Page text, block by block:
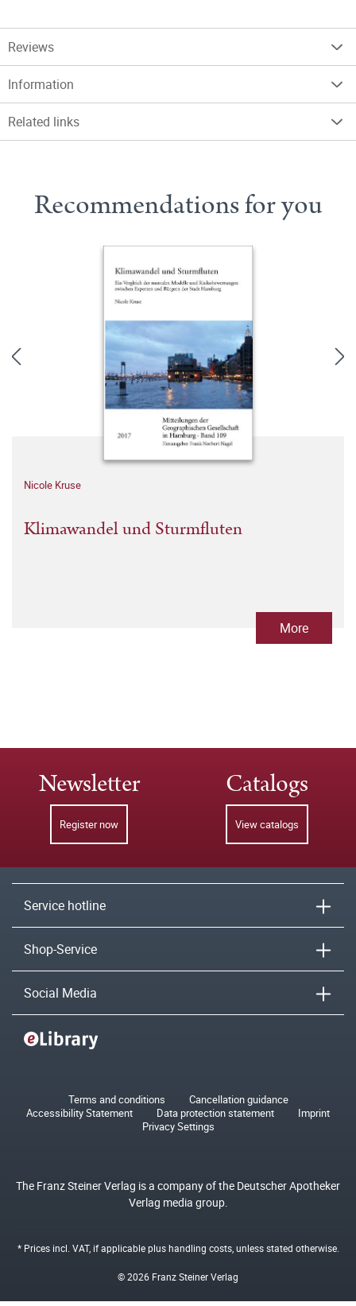
Reviews
Information
Related links
Recommendations for you
Nicole Kruse
Klimawandel und Sturmfluten
More
Newsletter
Register now
Catalogs
View catalogs
Service hotline
Shop-Service
Social Media
Terms and conditions
Cancellation guidance
Accessibility Statement
Data protection statement
Imprint
Privacy Settings
The Franz Steiner Verlag is a company of the Deutscher Apotheker
Verlag media group.
* Prices incl. VAT, if applicable plushandling costs, unless stated otherwise.
© 2026 Franz Steiner Verlag